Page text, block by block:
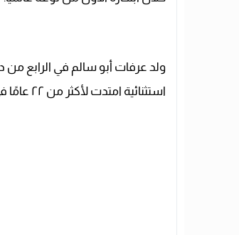
استثنائية امتدت لأكثر من ٢٢ عامًا في مجال التدريس بالمكتبات والأنشطة، واضعًا نصب عينيه هدفًا واحدًا: إحداث تغيير حقيقي في طريقة تعامل الأجيال مع المعرفة.